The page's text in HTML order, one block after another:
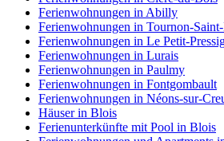
Ferienwohnungen in Abilly
Ferienwohnungen in Tournon-
Ferienwohnungen in Le Petit-
Ferienwohnungen in Lurais
Ferienwohnungen in Paulmy
Ferienwohnungen in Fontgombault
Ferienwohnungen in Néons-sur-
Häuser in Blois
Ferienunterkünfte mit Pool in Blois